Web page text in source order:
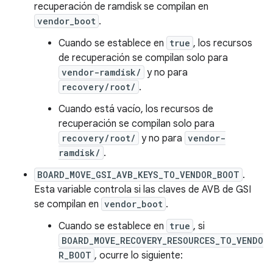
recuperación de ramdisk se compilan en
vendor_boot .
Cuando se establece en true , los recursos
de recuperación se compilan solo para
vendor-ramdisk/ y no para
recovery/root/ .
Cuando está vacío, los recursos de
recuperación se compilan solo para
recovery/root/ y no para vendor-
ramdisk/ .
BOARD_MOVE_GSI_AVB_KEYS_TO_VENDOR_BOOT .
Esta variable controla si las claves de AVB de GSI
se compilan en vendor_boot .
Cuando se establece en true , si
BOARD_MOVE_RECOVERY_RESOURCES_TO_VENDO
R_BOOT , ocurre lo siguiente: